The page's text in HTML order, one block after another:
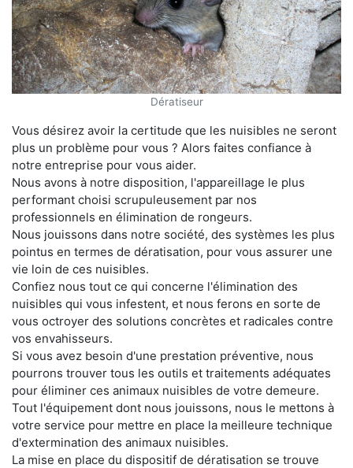
Dératiseur
Vous désirez avoir la certitude que les nuisibles ne seront
plus un problème pour vous ? Alors faites confiance à
notre entreprise pour vous aider.
Nous avons à notre disposition, l'appareillage le plus
performant choisi scrupuleusement par nos
professionnels en élimination de rongeurs.
Nous jouissons dans notre société, des systèmes les plus
pointus en termes de dératisation, pour vous assurer une
vie loin de ces nuisibles.
Confiez nous tout ce qui concerne l'élimination des
nuisibles qui vous infestent, et nous ferons en sorte de
vous octroyer des solutions concrètes et radicales contre
vos envahisseurs.
Si vous avez besoin d'une prestation préventive, nous
pourrons trouver tous les outils et traitements adéquates
pour éliminer ces animaux nuisibles de votre demeure.
Tout l'équipement dont nous jouissons, nous le mettons à
votre service pour mettre en place la meilleure technique
d'extermination des animaux nuisibles.
La mise en place du dispositif de dératisation se trouve